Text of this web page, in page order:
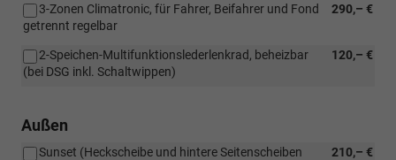
290,– €
3-Zonen Climatronic, für Fahrer, Beifahrer und Fond
getrennt regelbar
120,– €
2-Speichen-Multifunktionslederlenkrad, beheizbar
(bei DSG inkl. Schaltwippen)
Außen
210,– €
Sunset (Heckscheibe und hintere Seitenscheiben